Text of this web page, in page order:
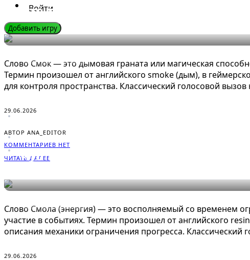
Войти
Добавить игру
Что такое Смок в играх:
Слово Смок — это дымовая граната или магическая
Термин произошел от английского smoke (дым), в
для контроля пространства. Классический голосовой
29.06.2026
АВТОР ANA_EDITOR
КОММЕНТАРИЕВ НЕТ
ЧИТАТЬ ДАЛЕЕ
Что такое Смола (энергия) в
Слово Смола (энергия) — это восполняемый со временем
участие в событиях. Термин произошел от английского
описания механики ограничения прогресса. Классический
29.06.2026